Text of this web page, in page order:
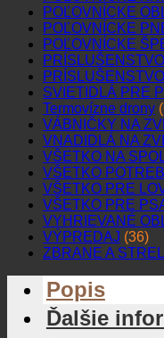
POĽOVNÍCKE
POĽOVNÍCKE
POĽOVNÍCKE
SVIETIDLÁ PRE
Termovízne drony
VÁBNIČKY NA
VNADIDLÁ NA
VŠETKO NA
VŠETKO
VŠETKO PRE
VŠETKO PRE
VYHRIEVANÉ
VÝPREDAJ (36)
ZBRANE A
Popis
Ďalšie